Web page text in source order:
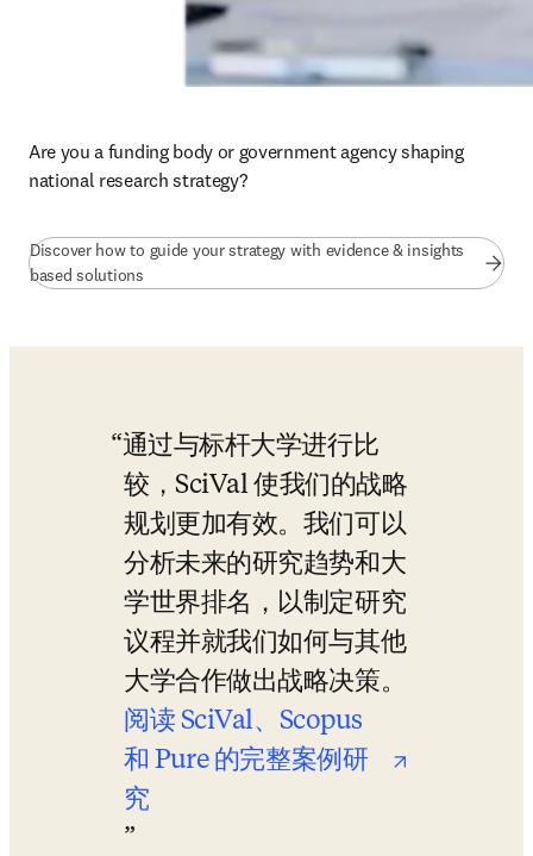
Are you a funding body or government agency shaping
national research strategy?
Discover how to guide your strategy with evidence & insights
based solutions
通过与标杆大学进行比
较，SciVal 使我们的战略
规划更加有效。我们可以
分析未来的研究趋势和大
学世界排名，以制定研究
议程并就我们如何与其他
大学合作做出战略决策。
阅读 SciVal、Scopus
和 Pure 的完整案例研
究
opens in new tab/window